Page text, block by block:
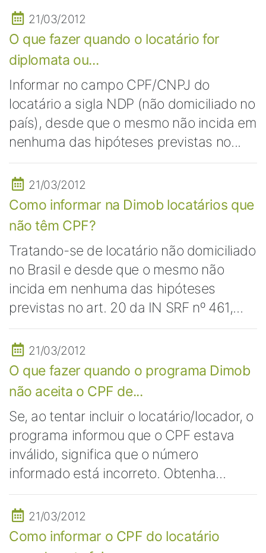
21/03/2012
O que fazer quando o locatário for
diplomata ou...
Informar no campo CPF/CNPJ do
locatário a sigla NDP (não domiciliado no
país), desde que o mesmo não incida em
nenhuma das hipóteses previstas no...
21/03/2012
Como informar na Dimob locatários que
não têm CPF?
Tratando-se de locatário não domiciliado
no Brasil e desde que o mesmo não
incida em nenhuma das hipóteses
previstas no art. 20 da IN SRF nº 461,...
21/03/2012
O que fazer quando o programa Dimob
não aceita o CPF de...
Se, ao tentar incluir o locatário/locador, o
programa informou que o CPF estava
inválido, significa que o número
informado está incorreto. Obtenha...
21/03/2012
Como informar o CPF do locatário